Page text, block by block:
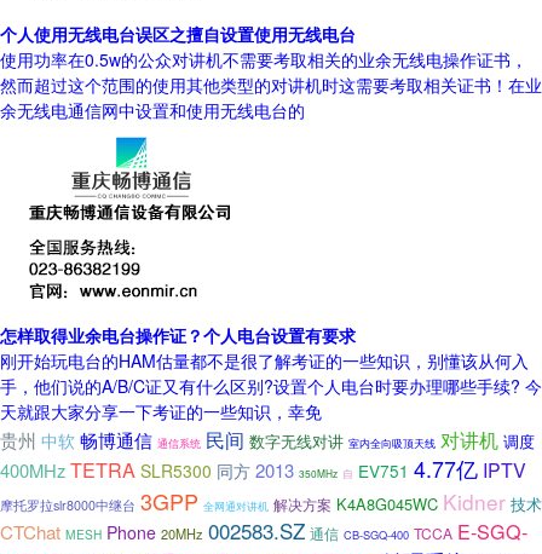
个人使用无线电台误区之擅自设置使用无线电台
使用功率在0.5w的公众对讲机不需要考取相关的业余无线电操作证书，
然而超过这个范围的使用其他类型的对讲机时这需要考取相关证书！在业
余无线电通信网中设置和使用无线电台的
怎样取得业余电台操作证？个人电台设置有要求
刚开始玩电台的HAM估量都不是很了解考证的一些知识，别懂该从何入
手，他们说的A/B/C证又有什么区别?设置个人电台时要办理哪些手续? 今
天就跟大家分享一下考证的一些知识，幸免
贵州 中软 畅博通信 通信系统 民间 数字无线对讲 室内全向吸顶天线 对讲机 调度
400MHzTETRA SLR5300 同方 2013 350MHz 自 EV751 4.77亿 IPTV
摩托罗拉slr8000中继台 3GPP 全网通对讲机 解决方案 K4A8G045WC Kidner 技术
CTChat MESH Phone 20MHz 002583.SZ 通信 CB-SGQ-400 TCCA E-SGQ-